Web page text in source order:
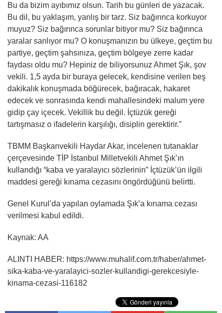
Bu da bizim ayıbımız olsun. Tarih bu günleri de yazacak.
Bu dil, bu yaklaşım, yanlış bir tarz. Siz bağırınca korkuyor
muyuz? Siz bağırınca sorunlar bitiyor mu? Siz bağırınca
yaralar sarılıyor mu? O konuşmanızın bu ülkeye, geçtim bu
partiye, geçtim şahsınıza, geçtim bölgeye zerre kadar
faydası oldu mu? Hepiniz de biliyorsunuz Ahmet Şık, şov
vekili. 1,5 ayda bir buraya gelecek, kendisine verilen beş
dakikalık konuşmada böğürecek, bağıracak, hakaret
edecek ve sonrasında kendi mahallesindeki malum yere
gidip çay içecek. Vekillik bu değil. İçtüzük gereği
tartışmasız o ifadelerin karşılığı, disiplin gerektirir.”
TBMM Başkanvekili Haydar Akar, incelenen tutanaklar
çerçevesinde TİP İstanbul Milletvekili Ahmet Şık’ın
kullandığı “kaba ve yaralayıcı sözlerinin” İçtüzük’ün ilgili
maddesi gereği kınama cezasını öngördüğünü belirtti.
Genel Kurul’da yapılan oylamada Şık’a kınama cezası
verilmesi kabul edildi.
Kaynak: AA
ALINTI HABER: https://www.muhalif.com.tr/haber/ahmet-
sika-kaba-ve-yaralayici-sozler-kullandigi-gerekcesiyle-
kinama-cezasi-116182